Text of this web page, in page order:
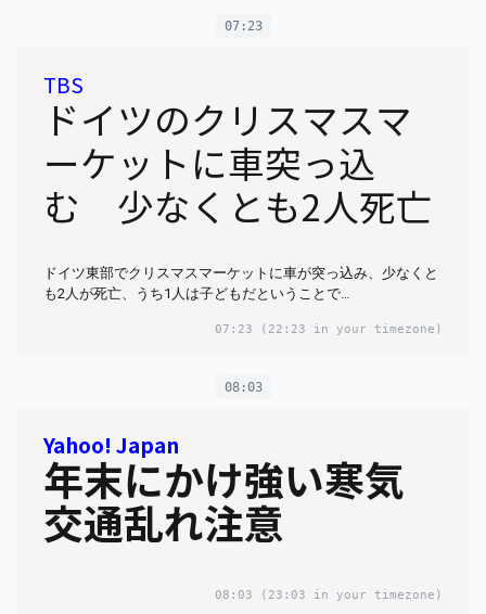
07:23
TBS
ドイツのクリスマスマ
ーケットに車突っ込
む 少なくとも2人死亡
ドイツ東部でクリスマスマーケットに車が突っ込み、少なくと
も2人が死亡、うち1人は子どもだということで…
07:23 (22:23 in your timezone)
08:03
Yahoo! Japan
年末にかけ強い寒気
交通乱れ注意
08:03 (23:03 in your timezone)